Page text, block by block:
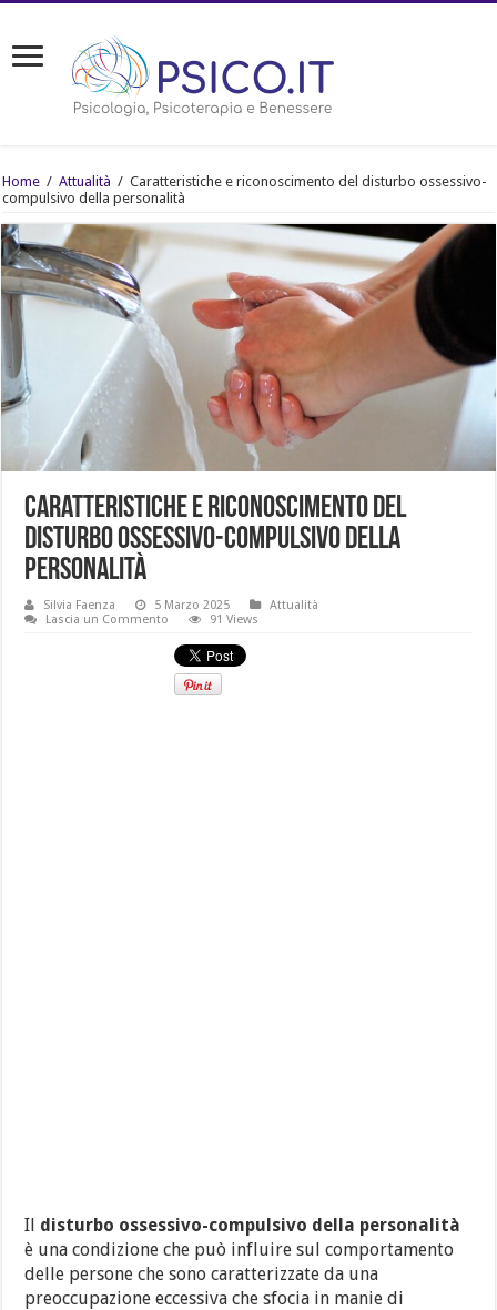
Home / Attualità / Caratteristiche e riconoscimento del disturbo ossessivo-
compulsivo della personalità
Caratteristiche e riconoscimento del
disturbo ossessivo-compulsivo della
personalità
Silvia Faenza 5 Marzo 2025
Attualità
Lascia un Commento
91 Views
Il disturbo ossessivo-compulsivo della personalità
è una condizione che può influire sul comportamento
delle persone che sono caratterizzate da una
preoccupazione eccessiva che sfocia in manie di